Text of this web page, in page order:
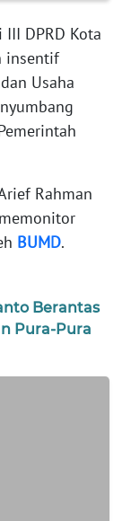
III DPRD Kota
insentif
Usaha
Rahman
BUMD.
Berantas
Pura-Pura